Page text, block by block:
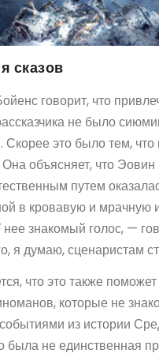
сказов
говорит, что
не было
это было тем, что
объясняет, что Эовин
путем
в кровавую и мрачную
нее знакомый голос, —
я думаю, сценаристам
что это также
которые не
из истории
была не единственная